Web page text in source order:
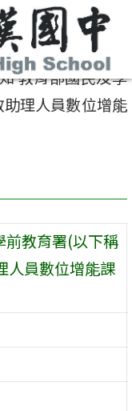
教育部國民及學
理人員數位增能
前教育署(以下稱
人員數位增能課